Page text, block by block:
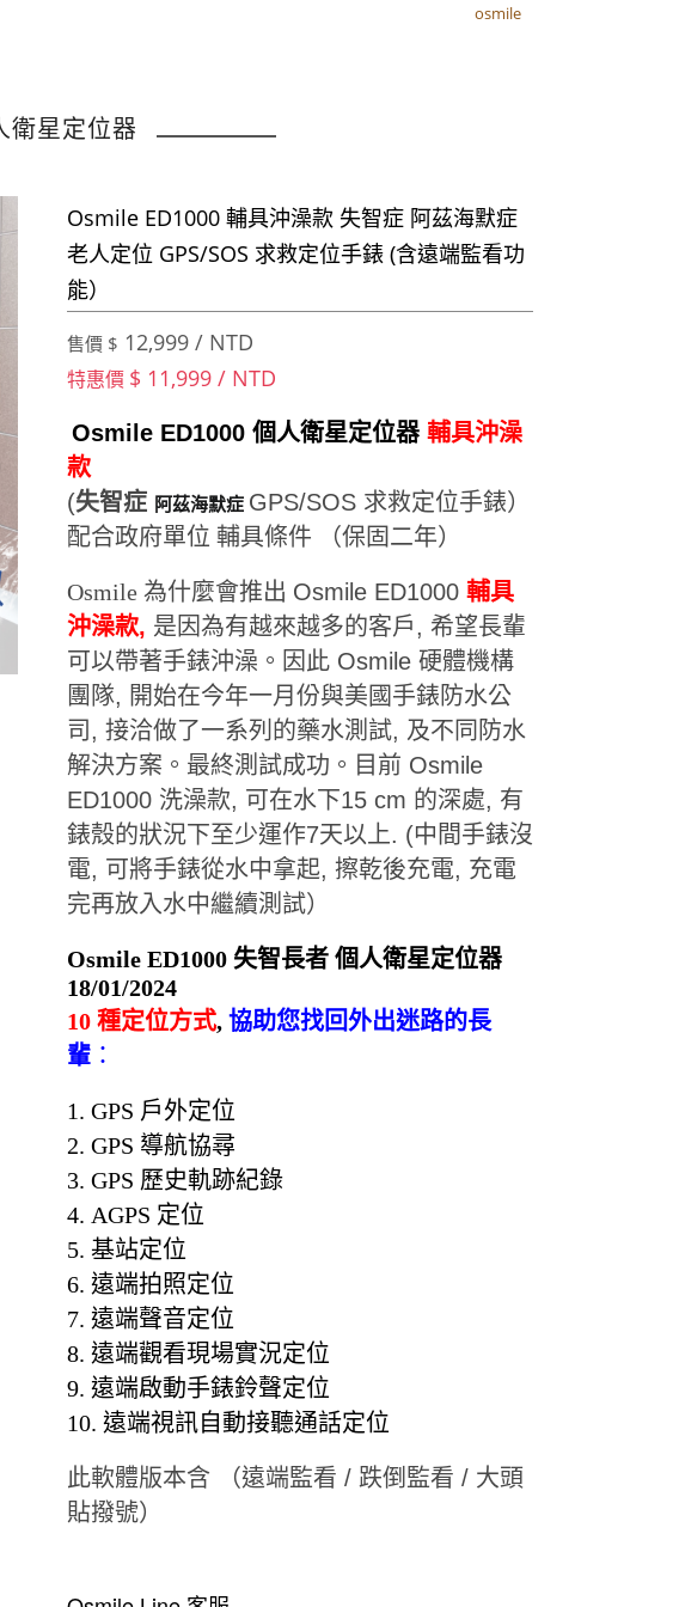
osmile
衛星定位器
Osmile ED1000 輔具沖澡款 失智症 阿茲海默症
老人定位 GPS/SOS 求救定位手錶 (含遠端監看功
能）
售價 $ 12,999 / NTD
特惠價 $ 11,999 / NTD
Osmile ED1000 個人衛星定位器 輔具沖澡
款
(失智症 阿茲海默症 GPS/SOS 求救定位手錶）
配合政府單位 輔具條件 （保固二年）
Osmile 為什麼會推出 Osmile ED1000 輔具
沖澡款, 是因為有越來越多的客戶, 希望長輩
可以帶著手錶沖澡。因此 Osmile 硬體機構
團隊, 開始在今年一月份與美國手錶防水公
司, 接洽做了一系列的藥水測試, 及不同防水
解決方案。最終測試成功。目前 Osmile
ED1000 洗澡款, 可在水下15 cm 的深處, 有
錶殼的狀況下至少運作7天以上. (中間手錶沒
電, 可將手錶從水中拿起, 擦乾後充電, 充電
完再放入水中繼續測試）
Osmile ED1000 失智長者 個人衛星定位器
18/01/2024
10 種定位方式, 協助您找回外出迷路的長
輩：
1. GPS 戶外定位
2. GPS 導航協尋
3. GPS 歷史軌跡紀錄
4. AGPS 定位
5. 基站定位
6. 遠端拍照定位
7. 遠端聲音定位
8. 遠端觀看現場實況定位
9. 遠端啟動手錶鈴聲定位
10. 遠端視訊自動接聽通話定位
此軟體版本含 （遠端監看 / 跌倒監看 / 大頭
貼撥號）